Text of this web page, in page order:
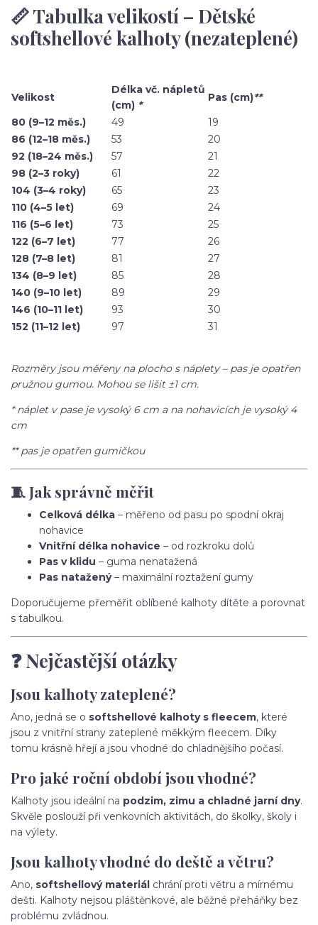
📏 Tabulka velikostí – Dětské
softshellové kalhoty (nezateplené)
Velikost
Délka vč. nápletů
(cm) *
Pas (cm)**
80 (9–12 měs.)
49
19
86 (12–18 měs.)
53
20
92 (18–24 měs.)
57
21
98 (2–3 roky)
61
22
104 (3–4 roky)
65
23
110 (4–5 let)
69
24
116 (5–6 let)
73
25
122 (6–7 let)
77
26
128 (7–8 let)
81
27
134 (8–9 let)
85
28
140 (9–10 let)
89
29
146 (10–11 let)
93
30
152 (11–12 let)
97 31
Rozměry jsou měřeny na plocho s náplety – pas je opatřen
pružnou gumou. Mohou se lišit ±1 cm.
* náplet v pase je vysoký 6 cm a na nohavicích je vysoký 4
cm
** pas je opatřen gumičkou
🧵 Jak správně měřit
Celková délka – měřeno od pasu po spodní okraj
nohavice
Vnitřní délka nohavice – od rozkroku dolů
Pas v klidu – guma nenatažená
Pas natažený– maximální roztažení gumy
Doporučujeme přeměřit oblíbené kalhoty dítěte a porovnat
s tabulkou.
❓ Nejčastější otázky
Jsou kalhoty zateplené?
Ano, jedná se o softshellové kalhoty s fleecem, které
jsou z vnitřní strany zateplené měkkým fleecem. Díky
tomu krásně hřejí a jsou vhodné do chladnějšího počasí.
Pro jaké roční období jsou vhodné?
Kalhoty jsou ideální na podzim, zimu a chladné jarní dny.
Skvěle poslouží při venkovních aktivitách, do školky, školy i
na výlety.
Jsou kalhoty vhodné do deště a větru?
Ano, softshellový materiál chrání proti větru a mírnému
dešti. Kalhoty nejsou pláštěnkové, ale běžné přeháňky bez
problému zvládnou.